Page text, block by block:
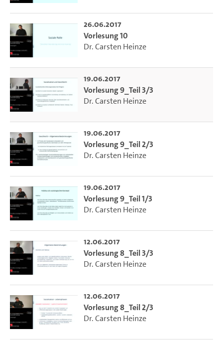
Juventa-Verl. Joas, Hans, 2003: Lehrbuch der Soziologie.
Korte, Hermann/Schäfers, Bernhard (Hrsg.), 2008:
Einführung in Hauptbegriffe der Soziologie. Wiesbaden: VS
Videoproduktion:
Wirtschafts- und Sozialwissenschaften
26.06.2017
Vorlesung 10
Dr. Carsten Heinze
19.06.2017
Vorlesung 9_Teil 3/3
Dr. Carsten Heinze
19.06.2017
Vorlesung 9_Teil 2/3
Dr. Carsten Heinze
19.06.2017
Vorlesung 9_Teil 1/3
Dr. Carsten Heinze
12.06.2017
Vorlesung 8_Teil 3/3
Dr. Carsten Heinze
12.06.2017
Vorlesung 8_Teil 2/3
Dr. Carsten Heinze